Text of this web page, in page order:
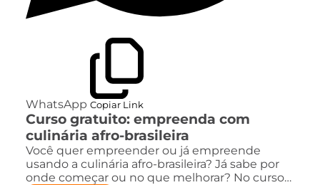
WhatsApp Copiar Link
Curso gratuito: empreenda com
culinária afro-brasileira
Você quer empreender ou já empreende
usando a culinária afro-brasileira? Já sabe por
onde começar ou no que melhorar? No curso…